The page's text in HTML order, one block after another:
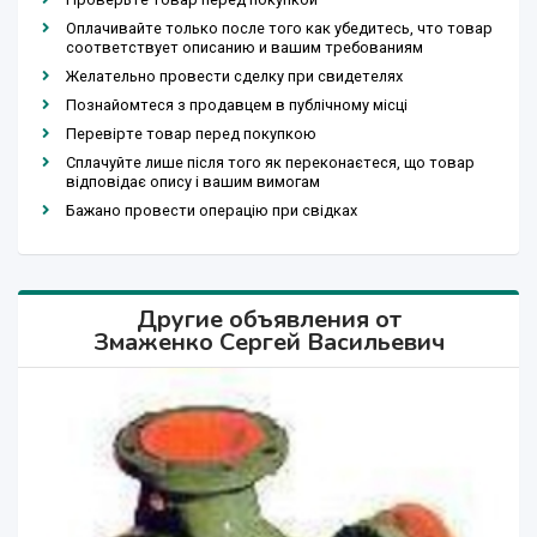
Оплачивайте только после того как убедитесь, что товар
соответствует описанию и вашим требованиям
Желательно провести сделку при свидетелях
Познайомтеся з продавцем в публічному місці
Перевірте товар перед покупкою
Сплачуйте лише після того як переконаєтеся, що товар
відповідає опису і вашим вимогам
Бажано провести операцію при свідках
Другие объявления от
Змаженко Сергей Васильевич